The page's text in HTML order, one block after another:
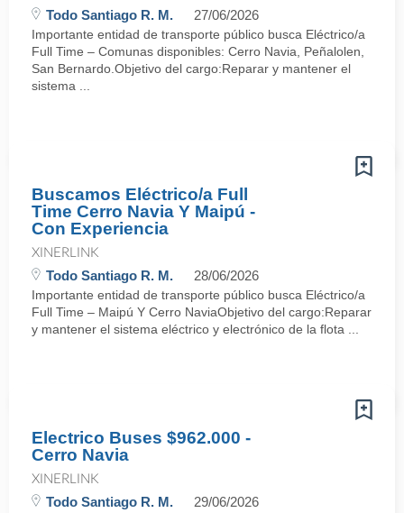
Todo Santiago R. M. 27/06/2026
Importante entidad de transporte público busca Eléctrico/a
Full Time – Comunas disponibles: Cerro Navia, Peñalolen,
San Bernardo.Objetivo del cargo:Reparar y mantener el
sistema ...
Buscamos Eléctrico/a Full
Time Cerro Navia Y Maipú -
Con Experiencia
XINERLINK
Todo Santiago R. M. 28/06/2026
Importante entidad de transporte público busca Eléctrico/a
Full Time – Maipú Y Cerro NaviaObjetivo del cargo:Reparar
y mantener el sistema eléctrico y electrónico de la flota ...
Electrico Buses $962.000 -
Cerro Navia
XINERLINK
Todo Santiago R. M. 29/06/2026